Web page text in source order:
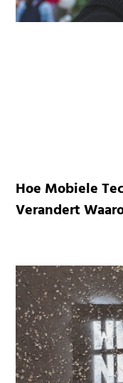
Hoe Mobiele
Verandert